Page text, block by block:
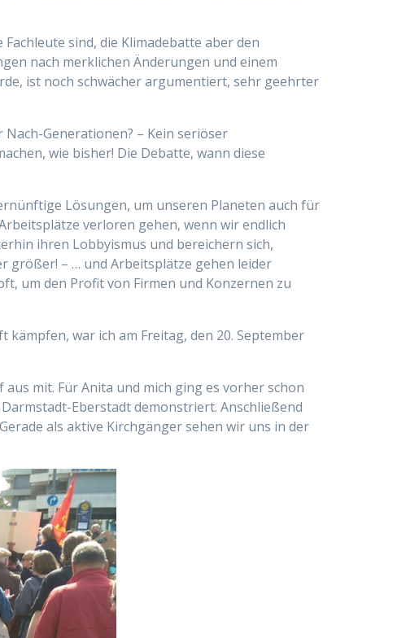
sind, die Klimadebatte aber den
nach merklichen Änderungen und einem
ist noch schwächer argumentiert, sehr geehrter
Generationen? – Kein seriöser
wie bisher! Die Debatte, wann diese
Lösungen, um unseren Planeten auch für
verloren gehen, wenn wir endlich
ihren Lobbyismus und bereichern sich,
größer! – … und Arbeitsplätze gehen leider
um den Profit von Firmen und Konzernen zu
war ich am Freitag, den 20. September
mit. Für Anita und mich ging es vorher schon
Eberstadt demonstriert. Anschließend
als aktive Kirchgänger sehen wir uns in der